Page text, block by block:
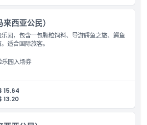
西亚公民）
园，包含一包颗粒饲料、导游鳄鱼之旅、鳄鱼
适合国际旅客。
园入场券
15.64
13.20